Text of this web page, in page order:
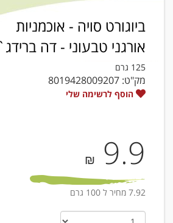
ביוגורט סויה - אוכמניות
אורגני טבעוני - דה ברידג`
125 גרם
מק"ט: 8019428009207
הוסף לרשימה שלי
9.9
₪
7.92 מחיר ל 100 גרם